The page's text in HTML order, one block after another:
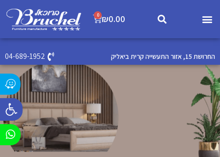
פתח
₪0.00
0
החרושת 15, אזור התעשייה קרית ביאליק 04-689-1952